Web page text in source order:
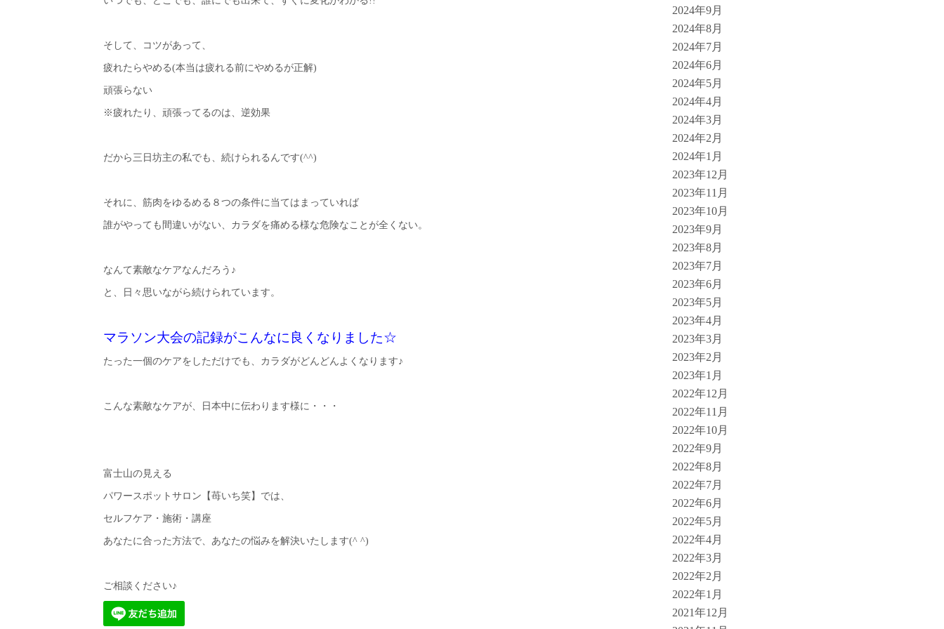
そして、コツがあって、
疲れたらやめる(本当は疲れる前にやめるが正解)
頑張らない
※疲れたり、頑張ってるのは、逆効果
だから三日坊主の私でも、続けられるんです(^^)
それに、筋肉をゆるめる８つの条件に当てはまっていれば
誰がやっても間違いがない、カラダを痛める様な危険なことが全くない。
なんて素敵なケアなんだろう♪
と、日々思いながら続けられています。
マラソン大会の記録がこんなに良くなりました☆
たった一個のケアをしただけでも、カラダがどんどんよくなります♪
こんな素敵なケアが、日本中に伝わります様に・・・
富士山の見える
パワースポットサロン【苺いち笑】では、
セルフケア・施術・講座
あなたに合った方法で、あなたの悩みを解決いたします(^ ^)
ご相談ください♪
2024年9月
2024年8月
2024年7月
2024年6月
2024年5月
2024年4月
2024年3月
2024年2月
2024年1月
2023年12月
2023年11月
2023年10月
2023年9月
2023年8月
2023年7月
2023年6月
2023年5月
2023年4月
2023年3月
2023年2月
2023年1月
2022年12月
2022年11月
2022年10月
2022年9月
2022年8月
2022年7月
2022年6月
2022年5月
2022年4月
2022年3月
2022年2月
2022年1月
2021年12月